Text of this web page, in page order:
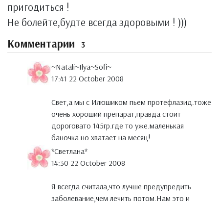
пригодиться !
Не болейте,будте всегда здоровыми ! )))
Комментарии 3
~Natali~Ilya~Sofi~
17:41 22 October 2008
Свет,а мы с Илюшиком пьем протефлазид.тоже
очень хороший препарат,правда стоит
дороговато 145гр.где то уже.маленькая
баночка но хватает на месяц!
*Светлана*
14:30 22 October 2008
Я всегда считала,что лучше предупредить
заболевание,чем лечить потом.Нам это и